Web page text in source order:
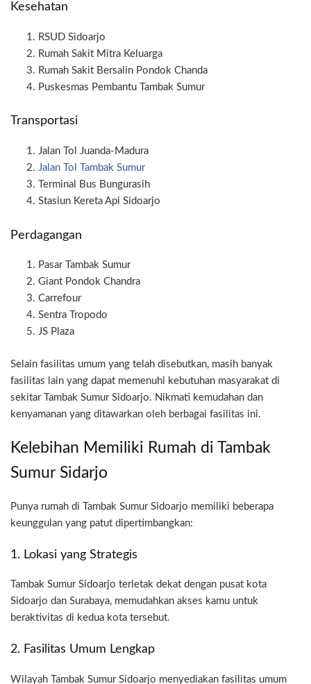
Kesehatan
RSUD Sidoarjo
Rumah Sakit Mitra Keluarga
Rumah Sakit Bersalin Pondok Chanda
Puskesmas Pembantu Tambak Sumur
Transportasi
Jalan Tol Juanda-Madura
Jalan Tol Tambak Sumur
Terminal Bus Bungurasih
Stasiun Kereta Api Sidoarjo
Perdagangan
Pasar Tambak Sumur
Giant Pondok Chandra
Carrefour
Sentra Tropodo
JS Plaza
Selain fasilitas umum yang telah disebutkan, masih banyak
fasilitas lain yang dapat memenuhi kebutuhan masyarakat di
sekitar Tambak Sumur Sidoarjo. Nikmati kemudahan dan
kenyamanan yang ditawarkan oleh berbagai fasilitas ini.
Kelebihan Memiliki Rumah di Tambak
Sumur Sidarjo
Punya rumah di Tambak Sumur Sidoarjo memiliki beberapa
keunggulan yang patut dipertimbangkan:
1. Lokasi yang Strategis
Tambak Sumur Sidoarjo terletak dekat dengan pusat kota
Sidoarjo dan Surabaya, memudahkan akses kamu untuk
beraktivitas di kedua kota tersebut.
2. Fasilitas Umum Lengkap
Wilayah Tambak Sumur Sidoarjo menyediakan fasilitas umum